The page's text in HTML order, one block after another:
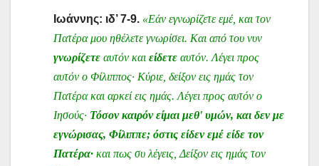
Ιωάννης: ιδ’ 7-9. «Εάν εγνωρίζετε εμέ, και τον
Πατέρα μου ηθέλετε γνωρίσει. Και από του νυν
γνωρίζετε αυτόν και είδετε αυτόν. Λέγει προς
αυτόν ο Φίλιππος· Κύριε, δείξον εις ημάς τον
Πατέρα και αρκεί εις ημάς. Λέγει προς αυτόν ο
Ιησούς· Τόσον καιρόν είμαι μεθ' υμών, και δεν με
εγνώρισας, Φίλιππε; όστις είδεν εμέ είδε τον
Πατέρα· και πως συ λέγεις, Δείξον εις ημάς τον